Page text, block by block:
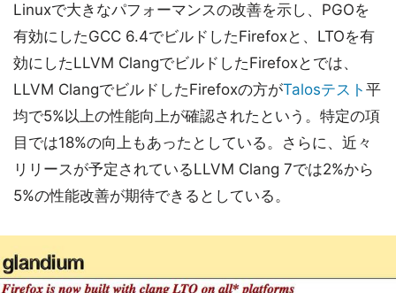
Linuxで大きなパフォーマンスの改善を示し、PGOを
有効にしたGCC 6.4でビルドしたFirefoxと、LTOを有
効にしたLLVM ClangでビルドしたFirefoxとでは、
LLVM ClangでビルドしたFirefoxの方がTalosテスト 平
均で5%以上の性能向上が確認されたという。特定の項
目では18%の向上もあったとしている。さらに、近々
リリースが予定されているLLVM Clang 7では2%から
5%の性能改善が期待できるとしている。